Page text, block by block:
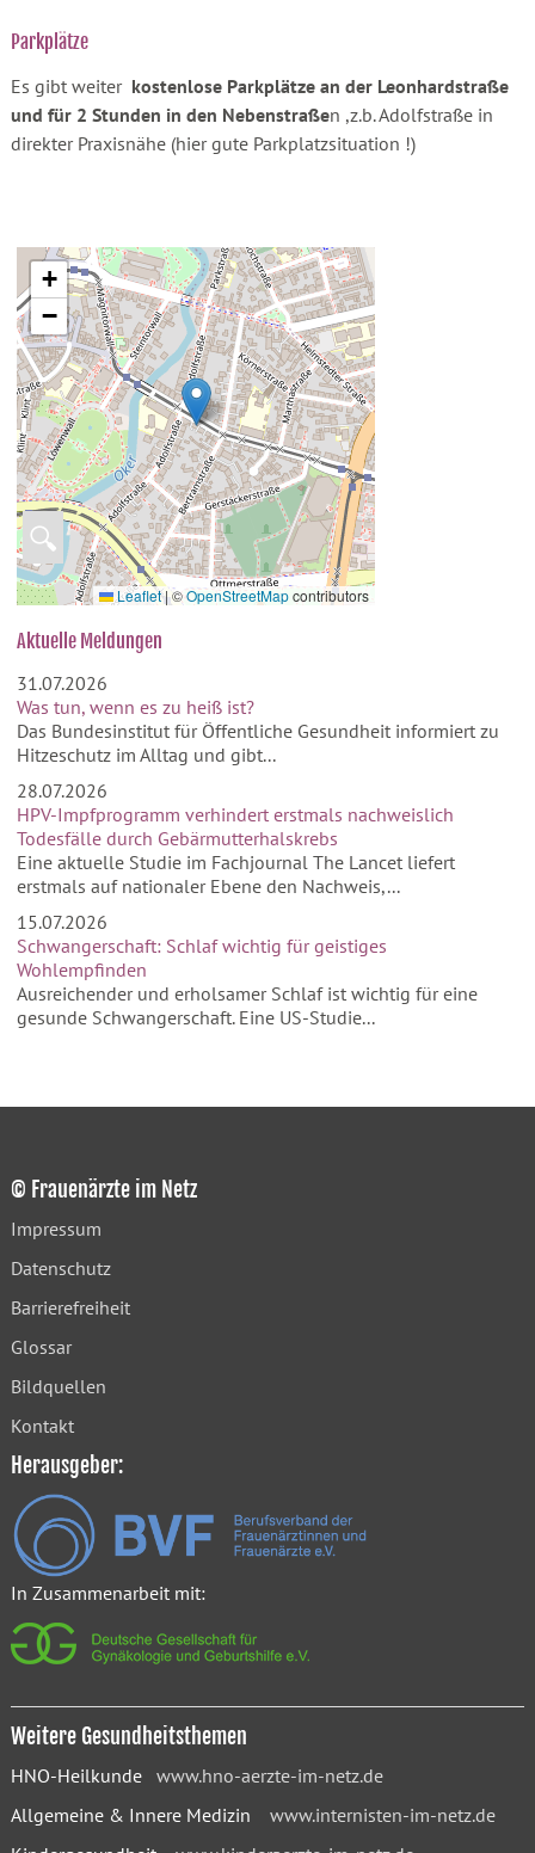
Parkplätze
Es gibt weiter kostenlose Parkplätze an der Leonhardstraße
und für 2 Stunden in den Nebenstraßen ,z.b. Adolfstraße in
direkter Praxisnähe (hier gute Parkplatzsituation !)
🔍
+
−
Leaflet|©OpenStreetMapcontributors
Aktuelle Meldungen
31.07.2026
Was tun, wenn es zu heiß ist?
Das Bundesinstitut für Öffentliche Gesundheit informiert zu
Hitzeschutz im Alltag und gibt...
28.07.2026
HPV-Impfprogramm verhindert erstmals nachweislich
Todesfälle durch Gebärmutterhalskrebs
Eine aktuelle Studie im Fachjournal The Lancet liefert
erstmals auf nationaler Ebene den Nachweis,...
15.07.2026
Schwangerschaft: Schlaf wichtig für geistiges
Wohlempfinden
Ausreichender und erholsamer Schlaf ist wichtig für eine
gesunde Schwangerschaft. Eine US-Studie...
© Frauenärzte im Netz
Impressum
Datenschutz
Barrierefreiheit
Glossar
Bildquellen
Kontakt
Herausgeber:
In Zusammenarbeit mit:
Weitere Gesundheitsthemen
HNO-Heilkunde www.hno-aerzte-im-netz.de
Allgemeine & Innere Medizin www.internisten-im-netz.de